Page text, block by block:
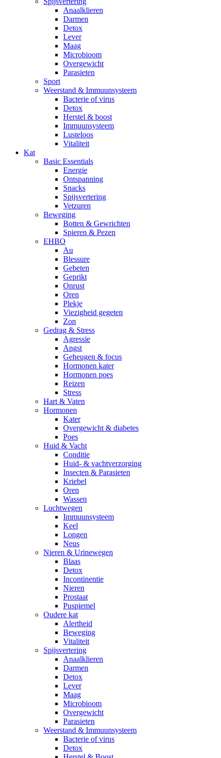
Anaalklieren
Darmen
Detox
Lever
Maag
Microbioom
Overgewicht
Parasieten
Sport
Weerstand & Immuunsysteem
Bacterie of virus
Detox
Herstel & boost
Immuunsysteem
Lusteloos
Vitaliteit
Kat
Basic Essentials
Energie
Ontspanning
Snacks
Spijsvertering
Vetzuren
Beweging
Botten & Gewrichten
Spieren & Pezen
EHBO
Au
Blessure
Gebeten
Geprikt
Onrust
Oren
Plekje
Viezigheid gegeten
Zon
Gedrag & Stress
Agressie
Angst
Geheugen & focus
Hormonen kater
Hormonen poes
Reizen
Stress
Hart & Vaten
Hormonen
Kater
Overgewicht & diabetes
Poes
Huid & Vacht
Conditie
Huid- & vachtverzorging
Insecten & Parasieten
Kriebel
Oren
Wassen
Luchtwegen
Immuunsysteem
Keel
Longen
Neus
Nieren & Urinewegen
Blaas
Detox
Incontinentie
Nieren
Prostaat
Puspiemel
Oudere kat
Alertheid
Beweging
Vitaliteit
Spijsvertering
Anaalklieren
Darmen
Detox
Lever
Maag
Microbioom
Overgewicht
Parasieten
Weerstand & Immuunsysteem
Bacterie of virus
Detox